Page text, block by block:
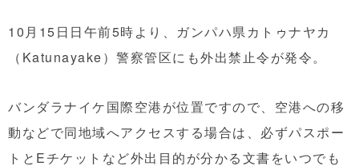
10月15日日午前5時より、ガンパハ県カトゥナヤカ
（Katunayake）警察管区にも外出禁止令が発令。
バンダラナイケ国際空港が位置ですので、空港への移
動などで同地域へアクセスする場合は 、必ずパスポー
トとEチケットなど外出目的が分かる文書をいつで も